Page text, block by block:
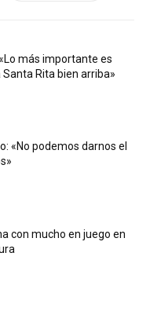
más importante es
Rita bien arriba»
«No podemos darnos el
con mucho en juego en